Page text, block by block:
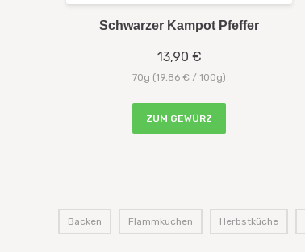
Schwarzer Kampot Pfeffer
13,90 €
70g (19,86 € / 100g)
ZUM GEWÜRZ
Backen Flammkuchen Herbstküche